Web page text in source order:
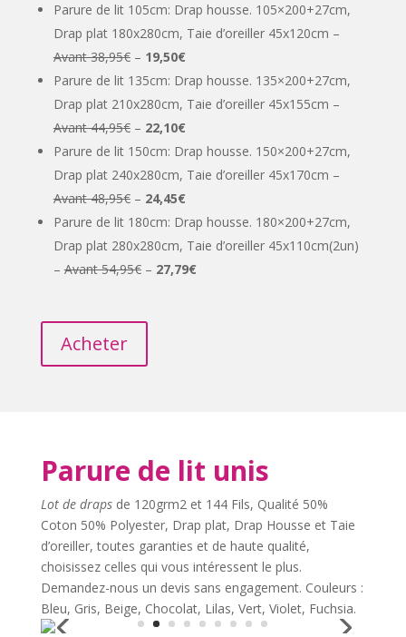
Parure de lit105cm: Drap housse. 105×200+27cm,
Drap plat 180x280cm, Taie d’oreiller 45x120cm –
Avant 38,95€– 19,50€
Parure de lit135cm: Drap housse. 135×200+27cm,
Drap plat 210x280cm, Taie d’oreiller 45x155cm –
Avant 44,95€– 22,10€
Parure de lit150cm: Drap housse. 150×200+27cm,
Drap plat 240x280cm, Taie d’oreiller 45x170cm –
Avant 48,95€– 24,45€
Parure de lit180cm: Drap housse. 180×200+27cm,
Drap plat 280x280cm, Taie d’oreiller 45x110cm(2un)
–Avant 54,95€– 27,79€
Acheter
Parure de lit unis
Lot de drapsde 120grm2 et 144 Fils, Qualité 50%
Coton 50% Polyester, Drap plat, Drap Housse et Taie
d’oreiller, toutes garanties et de haute qualité,
choisissez celles qui vous intéressent le plus.
Demandez-nous un devis sans engagement. Couleurs :
Bleu, Gris, Beige, Chocolat, Lilas, Vert, Violet, Fuchsia.